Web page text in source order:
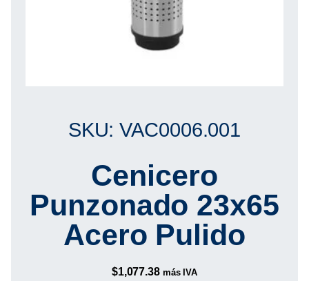
SKU: VAC0006.001
Cenicero
Punzonado 23x65
Acero Pulido
$1,077.38 más IVA